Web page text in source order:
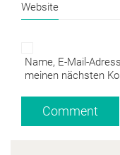
Website
Name, E-Mail-
meinen nächsten